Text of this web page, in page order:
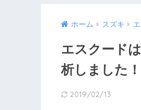
ホーム スズキ
エスクード
析しました！
2019/02/13